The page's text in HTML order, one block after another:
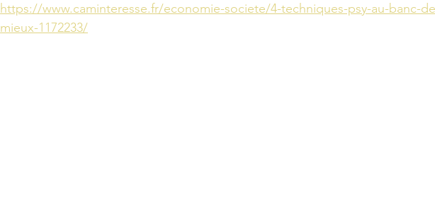
https://www.caminteresse.fr/economie-societe/4-techniques-psy-au-banc-
mieux-1172233/